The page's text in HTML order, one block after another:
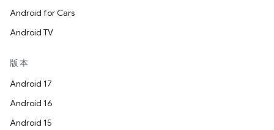
Android for Cars
Android TV
版本
Android 17
Android 16
Android 15